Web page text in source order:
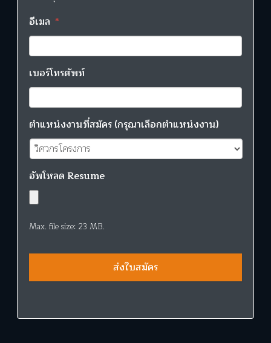
อีเมล *
เบอร์โทรศัพท์
ตำแหน่งงานที่สมัคร (กรุณาเลือกตำแหน่งงาน)
อัพโหลด Resume
Max. file size: 23 MB.